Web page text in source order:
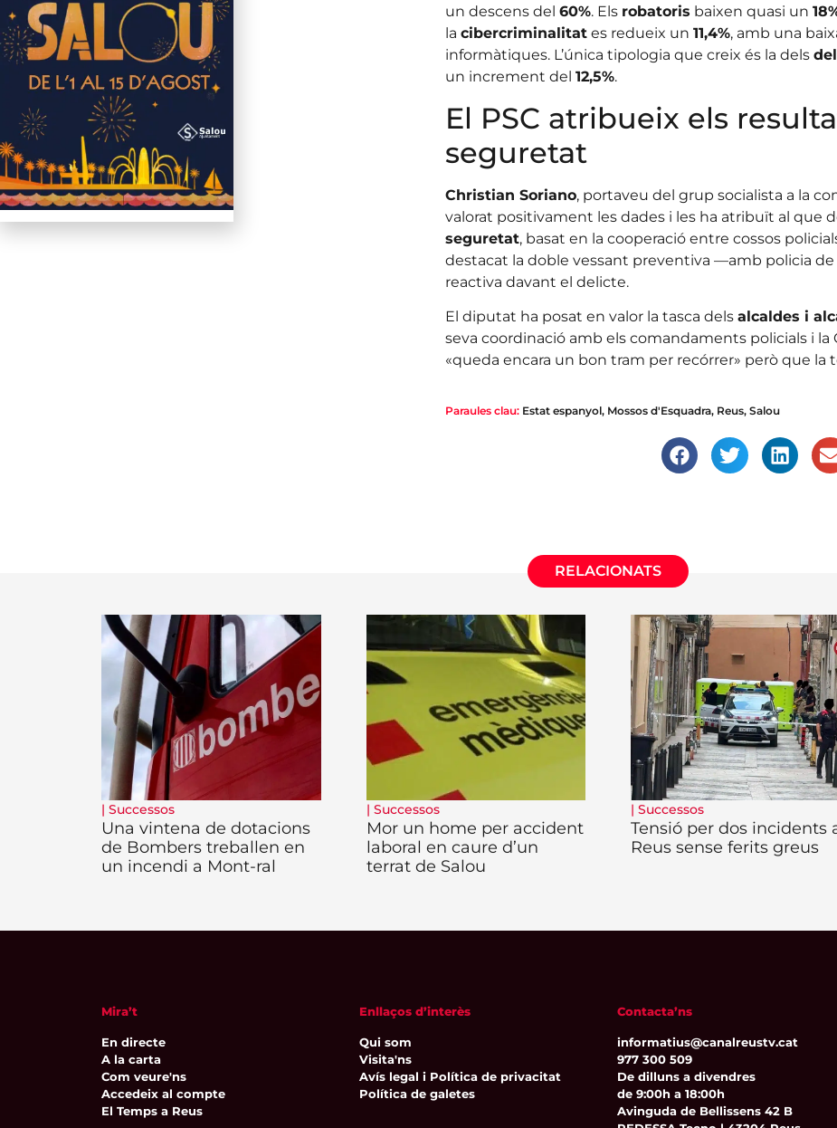
un descens del 60%. Els robatoris baixen quasi un
la cibercriminalitates redueix un 11,4%, amb una
informàtiques. L’única tipologia que creix és la dels
un increment del 12,5%.
El PSC atribueix els
seguretat
Christian Soriano, portaveu del grup socialista a la
valorat positivament les dades i les ha atribuït al que
seguretat, basat en la cooperació entre cossos
destacat la doble vessant preventiva —amb policia
reactiva davant el delicte.
El diputat ha posat en valor la tasca dels alcaldes i
seva coordinació amb els comandaments policials i la
«queda encara un bon tram per recórrer» però que la
Paraules clau: Estat espanyol, Mossos d'Esquadra, Reus, Salou
RELACIONATS
| Successos
Una vintena de dotacions
de Bombers treballen en
un incendi a Mont-ral
| Successos
Mor un home per accident
laboral en caure d’un
terrat de Salou
| Successos
Tensió per dos incidents
Reus sense ferits greus
Mira’t
En directe
A la carta
Com veure'ns
Accedeix al compte
El Temps a Reus
Enllaços d’interès
Qui som
Visita'ns
Avís legal i Política de privacitat
Política de galetes
Contacta’ns
informatius@canalreustv.cat
977 300 509
De dilluns a divendres
de 9:00h a 18:00h
Avinguda de Bellissens 42 B